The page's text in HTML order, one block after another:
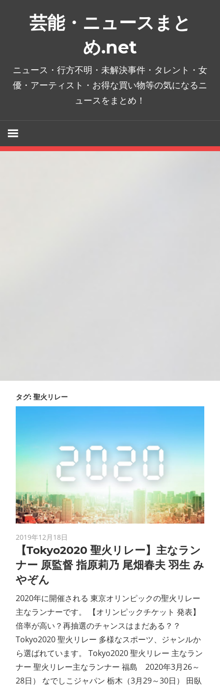
芸能・ニュースまと
め.net
ニュース・行方不明・未解決事件・タレント・女
優・アーティスト・お得な買い物等の気になるニ
ュースをまとめ！
タグ: 聖火リレー
2019年12月18日
【Tokyo2020 聖火リレー】主なラン
ナー 原監督 指原莉乃 尾畑春夫 羽生 み
やぞん
2020年に開催される 東京オリンピックの聖火リレー
主なランナーです。 【オリンピックチケット 発表】
倍率が高い？再抽選のチャンスはまだある？？
Tokyo2020 聖火リレー 多様なスポーツ、ジャンルか
ら選ばれています。 Tokyo2020 聖火リレー 主なラン
ナー 聖火リレー主なランナー 福島 2020年3月26～
28日） なでしこジャパン 栃木（3月29～30日） 田臥